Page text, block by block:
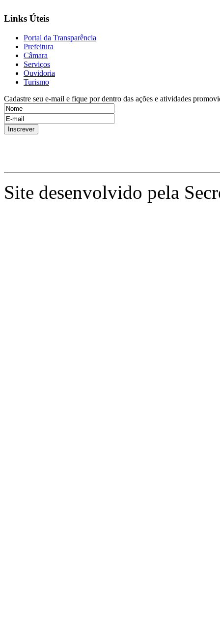
Links Úteis
Portal da Transparência
Prefeitura
Câmara
Serviços
Ouvidoria
Turismo
Cadastre seu e-mail e fique por dentro das ações e atividades
Site desenvolvido pela